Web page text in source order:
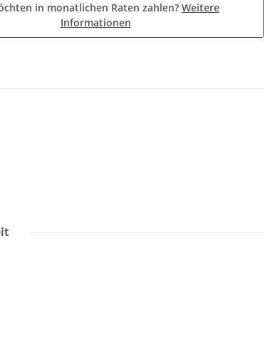
in monatlichen Raten zahlen? Weitere
Informationen